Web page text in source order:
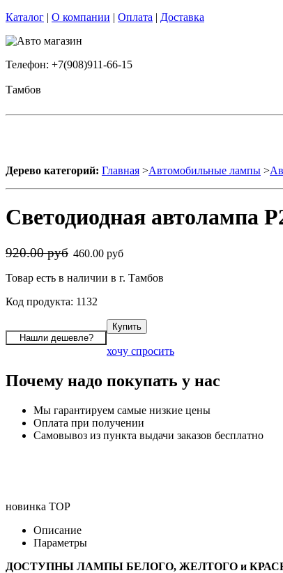
Каталог | О компании | Оплата | Доставка
Телефон: +7(908)911-66-15
Тамбов
Дерево категорий: Главная >Автомобильные лампы >
Светодиодная автолампа
920.00 руб 460.00 руб
Товар есть в наличии в г. Тамбов
Код продукта: 1132
хочу спросить
Почему надо покупать у нас
Мы гарантируем самые низкие цены
Оплата при получении
Самовывоз из пункта выдачи заказов бесплатно
новинка TOP
Описание
Параметры
ДОСТУПНЫ ЛАМПЫ БЕЛОГО, ЖЕЛТОГО и